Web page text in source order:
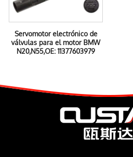
Servomotor electrónico de
válvulas para el motor BMW
N20,N55,OE: 11377603979